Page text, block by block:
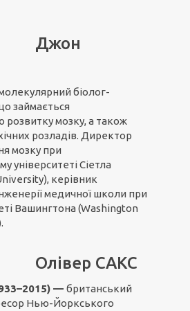
Джон
біолог-
займається
мозку, а також
розладів. Директор
мозку при
університеті Сіетла
керівник
медичної школи при
Вашингтона (Washington
Олівер САКС
— британський
Нью-Йоркського